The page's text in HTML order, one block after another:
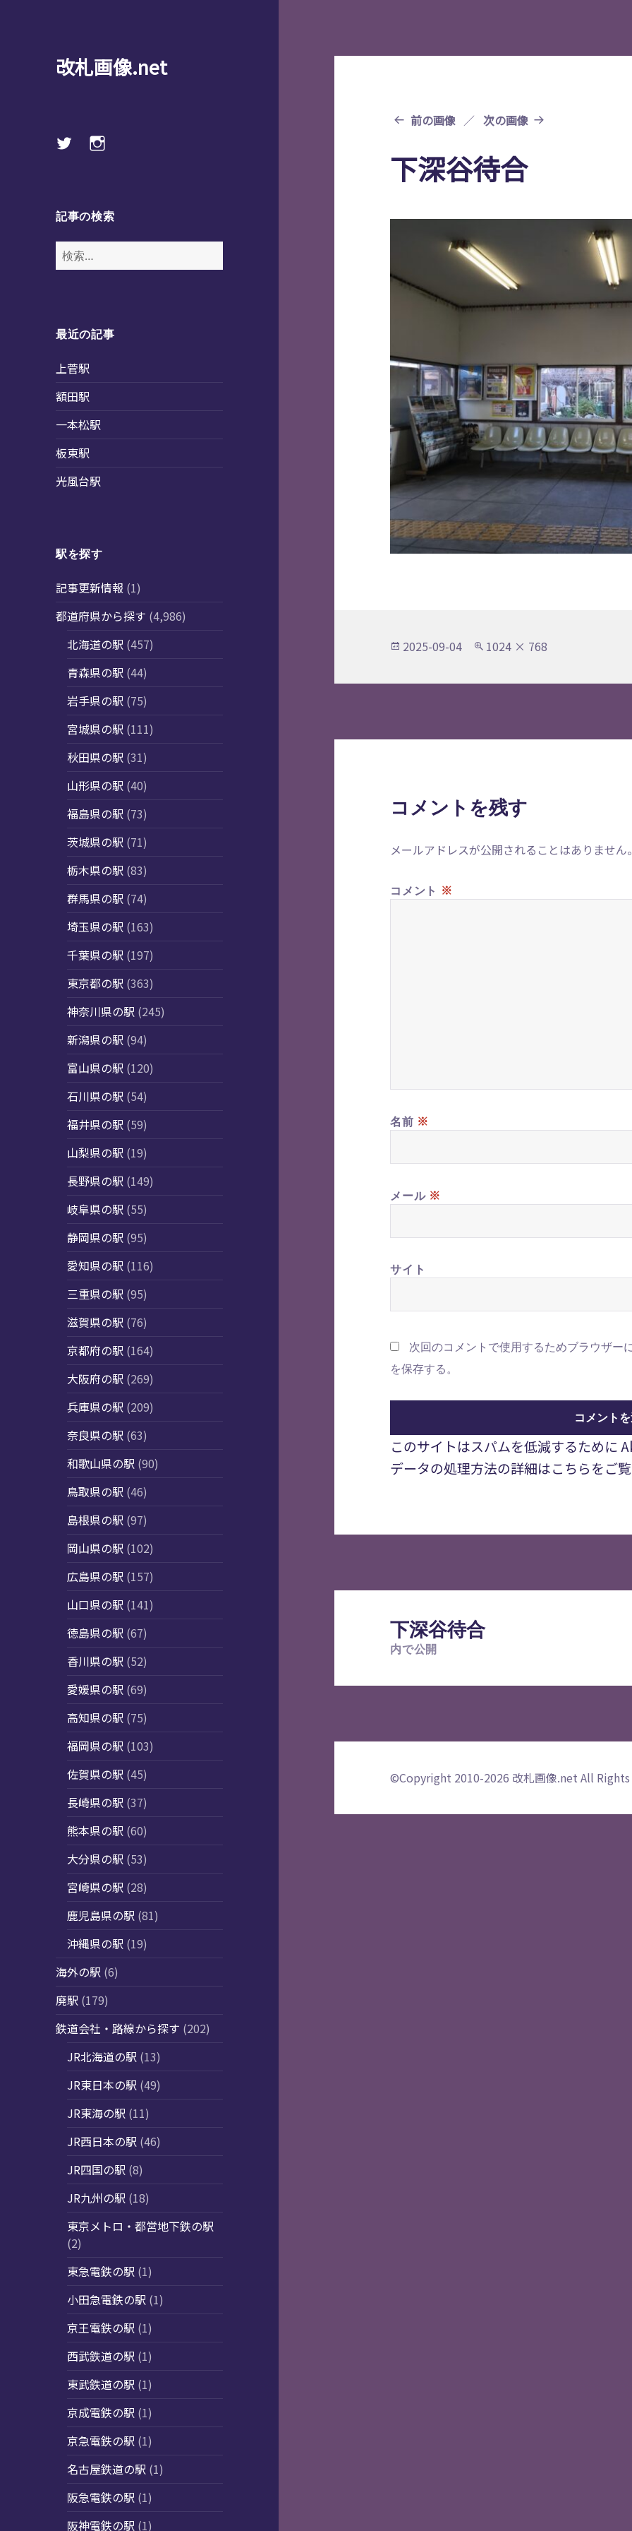
改札画像.net
Twitterinstagram
記事の検索
検
索:
最近の記事
上菅駅
額田駅
一本松駅
板東駅
光風台駅
駅を探す
記事更新情報 (1)
都道府県から探す (4,986)
北海道の駅 (457)
青森県の駅 (44)
岩手県の駅 (75)
宮城県の駅 (111)
秋田県の駅 (31)
山形県の駅 (40)
福島県の駅 (73)
茨城県の駅 (71)
栃木県の駅 (83)
群馬県の駅 (74)
埼玉県の駅 (163)
千葉県の駅 (197)
東京都の駅 (363)
神奈川県の駅 (245)
新潟県の駅 (94)
富山県の駅 (120)
石川県の駅 (54)
福井県の駅 (59)
山梨県の駅 (19)
長野県の駅 (149)
岐阜県の駅 (55)
静岡県の駅 (95)
愛知県の駅 (116)
三重県の駅 (95)
滋賀県の駅 (76)
京都府の駅 (164)
大阪府の駅 (269)
兵庫県の駅 (209)
奈良県の駅 (63)
和歌山県の駅 (90)
鳥取県の駅 (46)
島根県の駅 (97)
岡山県の駅 (102)
広島県の駅 (157)
山口県の駅 (141)
徳島県の駅 (67)
香川県の駅 (52)
愛媛県の駅 (69)
高知県の駅 (75)
福岡県の駅 (103)
佐賀県の駅 (45)
長崎県の駅 (37)
熊本県の駅 (60)
大分県の駅 (53)
宮崎県の駅 (28)
鹿児島県の駅 (81)
沖縄県の駅 (19)
海外の駅 (6)
廃駅 (179)
鉄道会社・路線から探す (202)
JR北海道の駅 (13)
JR東日本の駅 (49)
JR東海の駅 (11)
JR西日本の駅 (46)
JR四国の駅 (8)
JR九州の駅 (18)
東京メトロ・都営地下鉄の駅
(2)
東急電鉄の駅 (1)
小田急電鉄の駅 (1)
京王電鉄の駅 (1)
西武鉄道の駅 (1)
東武鉄道の駅 (1)
京成電鉄の駅 (1)
京急電鉄の駅 (1)
名古屋鉄道の駅 (1)
阪急電鉄の駅 (1)
阪神電鉄の駅 (1)
前の画像 次の画像
下深谷待合
投
日:
2025-09-04
フ
サ
1024 × 768
コメントを残す
メールアドレスが公開されることはありません。
コメント ※
名前 ※
メール ※
サイト
次回のコメントで使用するためブラウザー
を保存する。
このサイトはスパムを低減するために
データの処理方法の詳細はこちらをご
ゲ
下深谷待合
内で公開
©Copyright 2010-2026 改札画像.net All